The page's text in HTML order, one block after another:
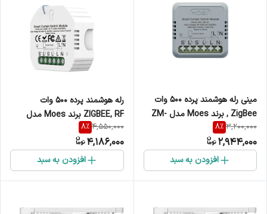
مینی رله هوشمند پرده 500 وات
ZigBee , برند Moes مدل ZM-
108-M
3,200,000
8%
2,944,000
افزودن به سبد
رله هوشمند پرده 500 وات
ZIGBEE, RF برند Moes مدل
ZM-108-ZR
4,550,000
8%
4,186,000
افزودن به سبد